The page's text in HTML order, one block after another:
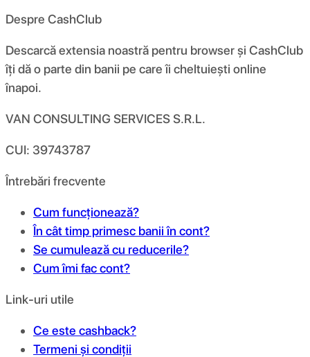
Despre CashClub
Descarcă extensia noastră pentru browser și CashClub
îți dă o parte din banii pe care îi cheltuiești online
înapoi.
VAN CONSULTING SERVICES S.R.L.
CUI: 39743787
Întrebări frecvente
Cum funcționează?
În cât timp primesc banii în cont?
Se cumulează cu reducerile?
Cum îmi fac cont?
Link-uri utile
Ce este cashback?
Termeni și condiții